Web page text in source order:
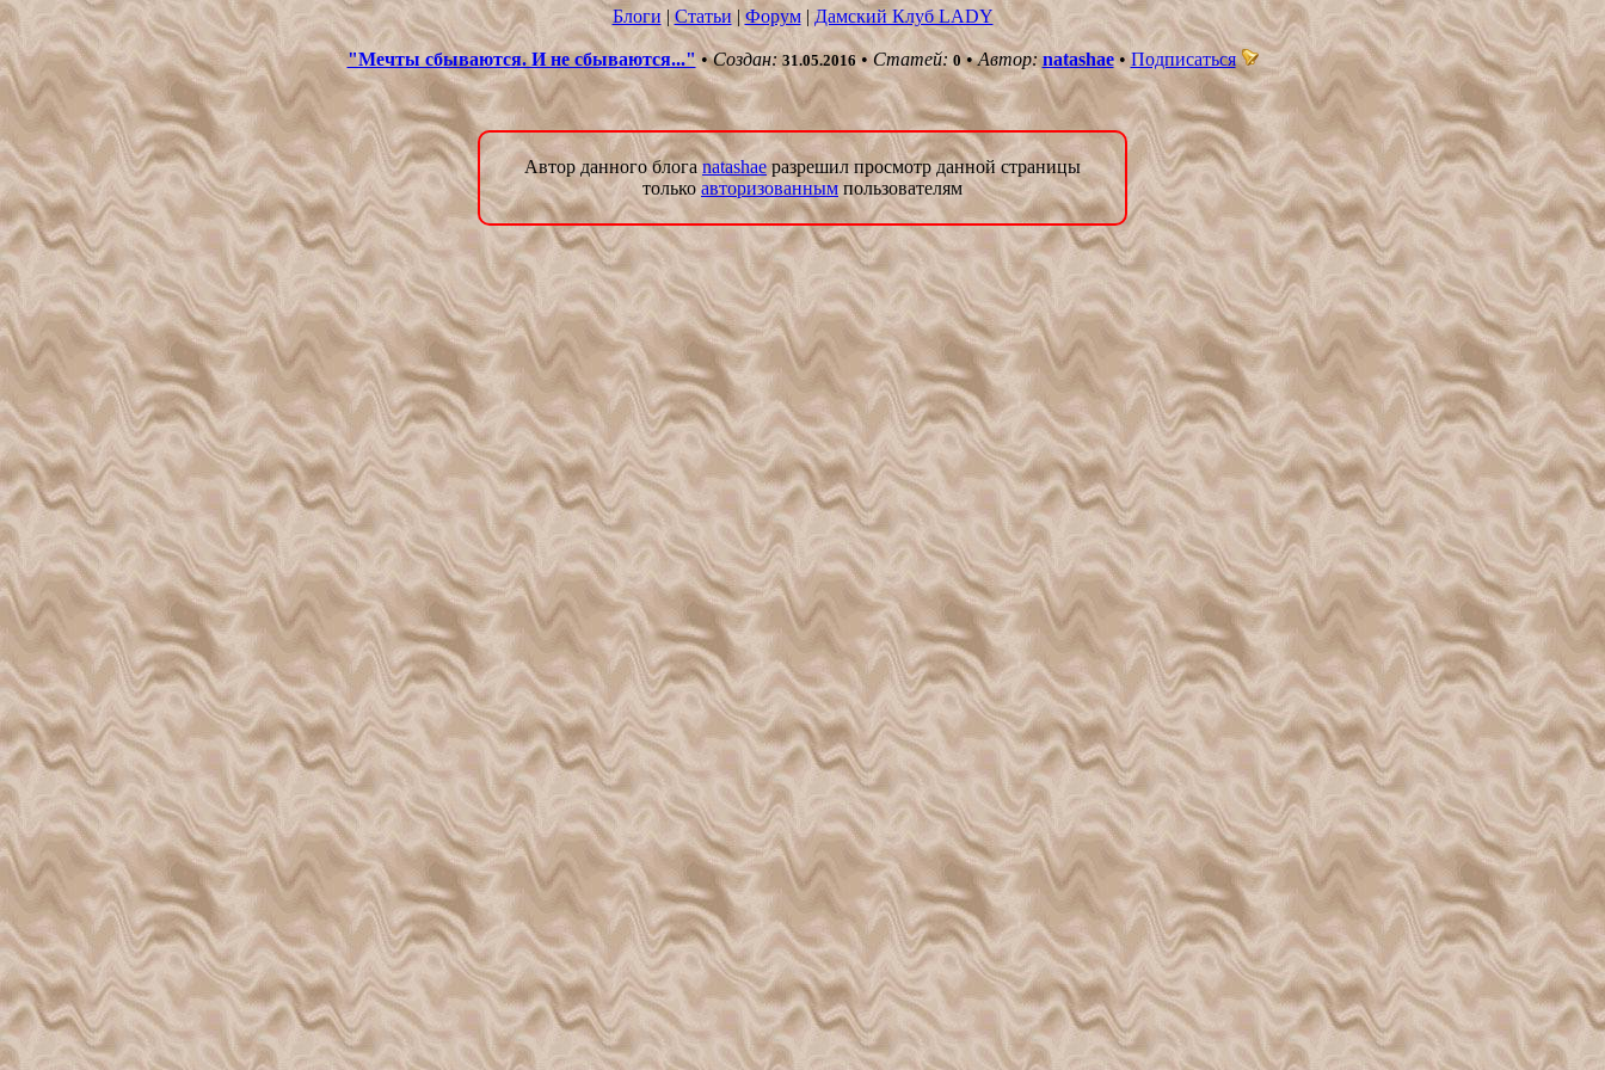
Блоги| Статьи|Форум|Дамский Клуб LADY
"Мечты сбываются. И не сбываются..."•Создан: 31.05.2016•Статей: 0 •Автор: natashae•Подписаться
Автор данного блогаnatashaeразрешил просмотр данной страницы
толькоавторизованнымпользователям